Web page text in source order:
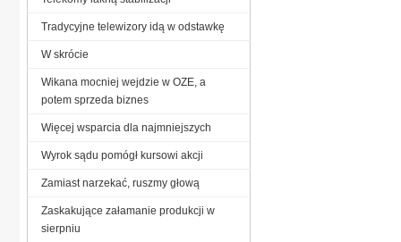
Tradycyjne telewizory idą w odstawkę
W skrócie
Wikana mocniej wejdzie w OZE, a
potem sprzeda biznes
Więcej wsparcia dla najmniejszych
Wyrok sądu pomógł kursowi akcji
Zamiast narzekać, ruszmy głową
Zaskakujące załamanie produkcji w
sierpniu